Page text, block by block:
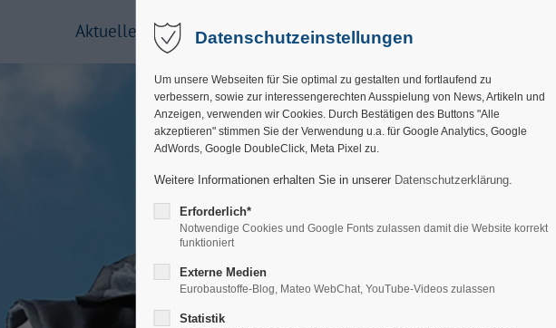
Aktuelles Ausstellung Produkte Über uns
Datenschutzeinstellungen
Um unsere Webseiten für Sie optimal zu gestalten und fortlaufend zu
verbessern, sowie zur interessengerechten Ausspielung von News, Artikeln und
Anzeigen, verwenden wir Cookies. Durch Bestätigen des Buttons "Alle
akzeptieren" stimmen Sie der Verwendung u.a. für Google Analytics, Google
AdWords, Google DoubleClick, Meta Pixel zu.
Weitere Informationen erhalten Sie in unserer Datenschutzerklärung.
Erforderlich*
Notwendige Cookies und Google Fonts zulassen damit die Website korrekt
funktioniert
Externe Medien
Eurobaustoffe-Blog, Mateo WebChat, YouTube-Videos zulassen
Statistik